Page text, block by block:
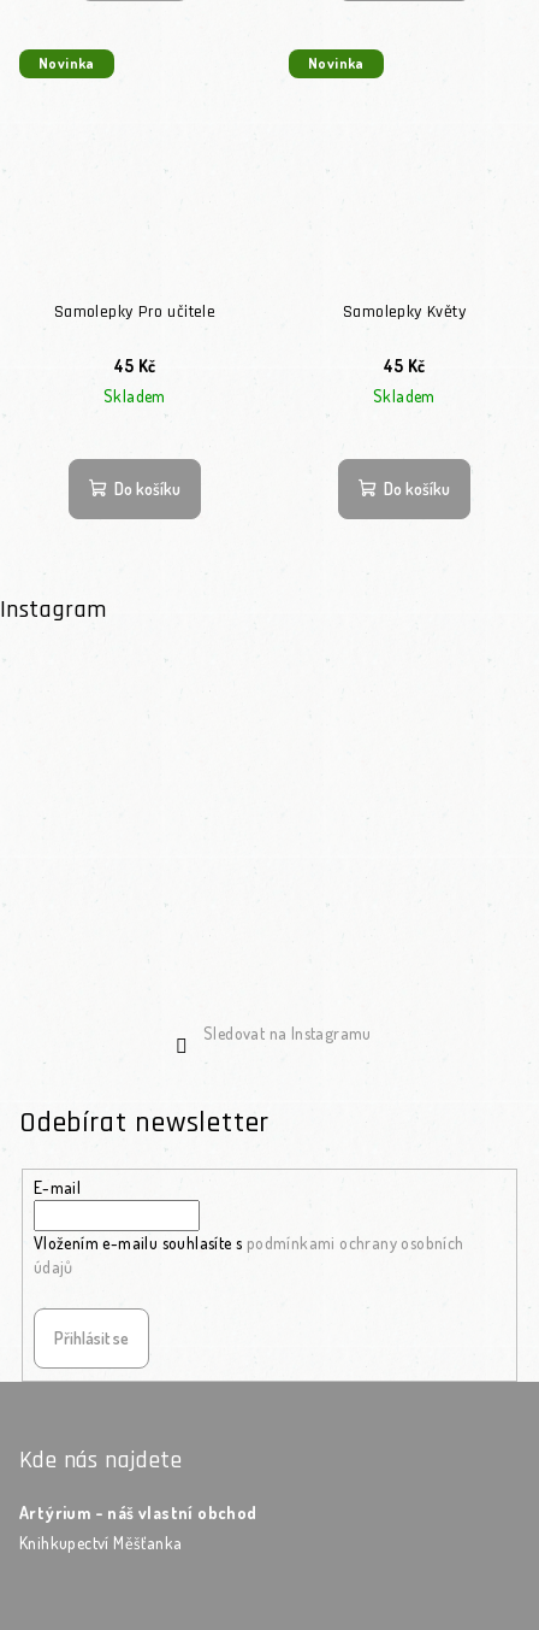
Novinka
Samolepky Pro učitele
45 Kč
Skladem
Do košíku
Novinka
Samolepky Květy
45 Kč
Skladem
Do košíku
Instagram
Sledovat na Instagramu
Odebírat newsletter
E-mail
Vložením e-mailu souhlasíte s podmínkami ochrany osobních
údajů
Přihlásit se
Kde nás najdete
Artýrium - náš vlastní obchod
Knihkupectví Měšťanka